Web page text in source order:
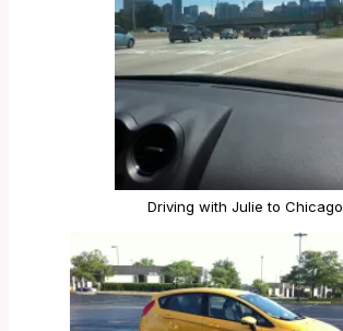
Driving with Julie to Chicago